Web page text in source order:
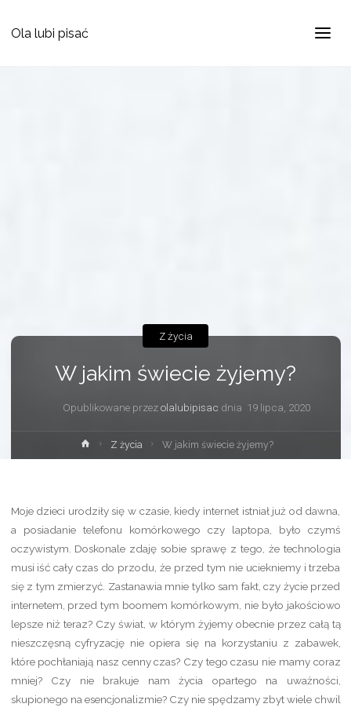
Ola lubi pisać
W jakim świecie żyjemy?
Opublikowane przez olalubipisac dnia 19 lipca, 2020
Z życia
Strona
główna
Z życia W jakim świecie żyjemy?
Moje dzieci urodziły się w czasie, kiedy internet istniał już od dawna,
a posiadanie telefonu komórkowego czy laptopa, było czymś
oczywistym. Doskonale zdaję sobie sprawę z tego, że technologia
musi iść cały czas do przodu, że przed tym nie uciekniemy i trzeba
się z tym zmierzyć. Zastanawia mnie tylko sam fakt, czy życie przed
internetem, przed tym boomem komórkowym, nie było jakościowo
lepsze niż teraz? Czy świat, w którym żyjemy obecnie przez całą tą
nieszczęsną cyfryzację nie opiera się na korzystaniu z zabawek,
które pochłaniają nasz cenny czas? Czy tego czasu nie mamy coraz
mniej? Czy nie brakuje nam życia opartego na uważności,
skupionego na esencjonalizmie? Czy nie spędzamy zbyt wiele chwil